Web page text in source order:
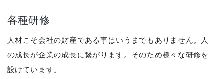
各種研修
人材こそ会社の財産である事はいうまでもありません。人
の成長が企業の成長に繋がります。そのため様々な研修を
設けています。